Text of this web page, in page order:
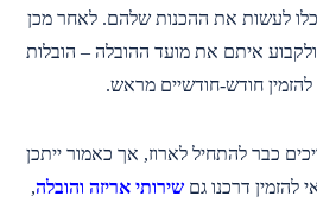
לעשות את ההכנות שלהם. לאחר מכן
ולקבוע איתם את מועד ההובלה – הובלות
חודש-חודשיים מראש.
כבר להתחיל לארוז, אך כאמור ייתכן
להזמין דרכנו גם שירותי אריזה והובלה,